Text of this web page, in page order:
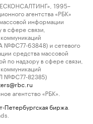
1995–
агентства «РБК»
информации
сфере связи,
№ФС77-63848) и сетевого
средства массовой
по надзору в сфере связи,
№ФС77-82385)
агентство «РБК».
Петербургская биржа